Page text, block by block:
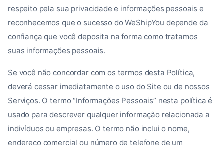
respeito pela sua privacidade e informações pessoais e
reconhecemos que o sucesso do WeShipYou depende da
confiança que você deposita na forma como tratamos
suas informações pessoais.
Se você não concordar com os termos desta Política,
deverá cessar imediatamente o uso do Site ou de nossos
Serviços. O termo “Informações Pessoais” nesta política é
usado para descrever qualquer informação relacionada a
indivíduos ou empresas. O termo não inclui o nome,
endereço comercial ou número de telefone de um